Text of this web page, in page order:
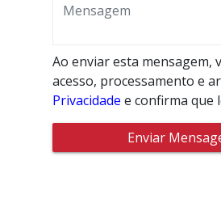
Ao enviar esta mensagem,
acesso, processamento e
Privacidade e confirma que
Enviar